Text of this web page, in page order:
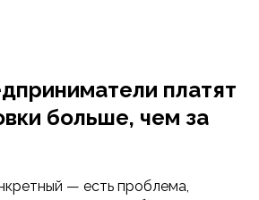
платят
больше, чем за
— есть проблема,